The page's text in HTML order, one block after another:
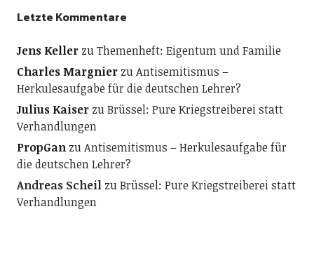
Letzte Kommentare
Jens KellerzuThemenheft: Eigentum und Familie
Charles MargnierzuAntisemitismus –
Herkulesaufgabe für die deutschen Lehrer?
Julius KaiserzuBrüssel: Pure Kriegstreiberei statt
Verhandlungen
PropGanzuAntisemitismus – Herkulesaufgabe für
die deutschen Lehrer?
Andreas ScheilzuBrüssel: Pure Kriegstreiberei statt
Verhandlungen